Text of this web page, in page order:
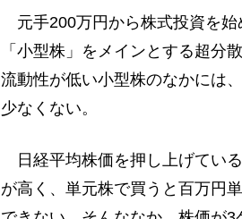
元手200万円から株式投資を始
「小型株」をメインとする超分
流動性が低い小型株のなかには
少なくない。
日経平均株価を押し上げてい
が高く、単元株で買うと百万円